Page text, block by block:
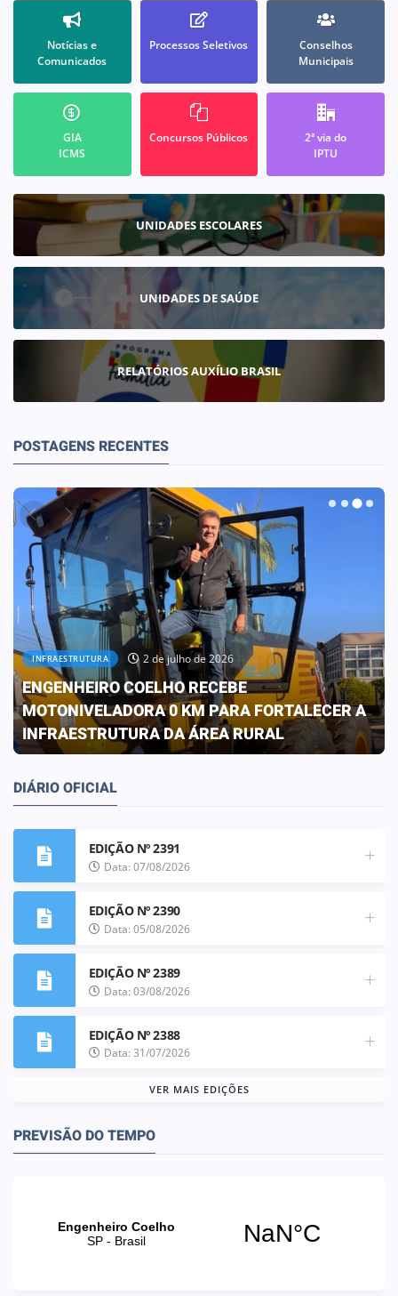
Notícias e
Comunicados
Processos Seletivos
Conselhos
Municipais
GIA
ICMS
Concursos Públicos
2ª via do
IPTU
UNIDADES ESCOLARES
UNIDADES DE SAÚDE
RELATÓRIOS AUXÍLIO BRASIL
POSTAGENS RECENTES
INFRAESTRUTURA 2 de julho de 2026
ENGENHEIRO COELHO RECEBE
MOTONIVELADORA 0 KM PARA FORTALECER A
INFRAESTRUTURA DA ÁREA RURAL
DIÁRIO OFICIAL
EDIÇÃO Nº 2391
Data: 07/08/2026
EDIÇÃO Nº 2390
Data: 05/08/2026
EDIÇÃO Nº 2389
Data: 03/08/2026
EDIÇÃO Nº 2388
Data: 31/07/2026
VER MAIS EDIÇÕES
PREVISÃO DO TEMPO